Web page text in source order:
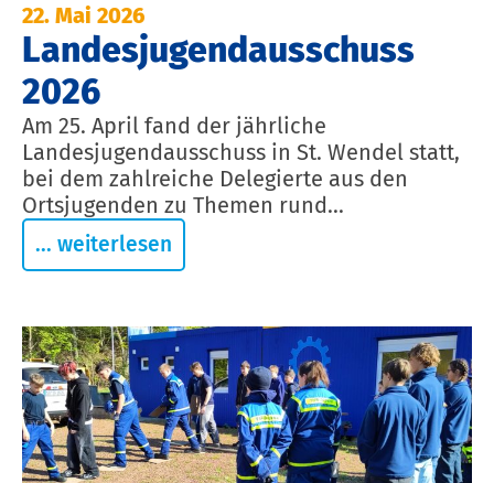
22. Mai 2026
Landesjugendausschuss
2026
Am 25. April fand der jährliche
Landesjugendausschuss in St. Wendel statt,
bei dem zahlreiche Delegierte aus den
Ortsjugenden zu Themen rund...
... weiterlesen